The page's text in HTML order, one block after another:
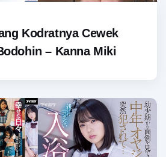
Kodratnya Cewek
– Kanna Miki